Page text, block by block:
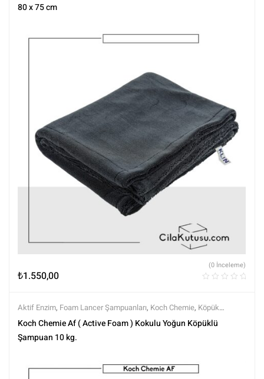
80 x 75 cm
₺1.550,00
(0 İnceleme)
Aktif Enzim, Foam Lancer Şampuanları, Koch Chemie, Köpük
Örtüleri,Markalar, Şampuanlar,Tüm Ürünler ,Tüm Ürünler,Yıkama
Ürünleri
Koch Chemie Af ( Active Foam ) Kokulu Yoğun Köpüklü
Şampuan 10 kg.